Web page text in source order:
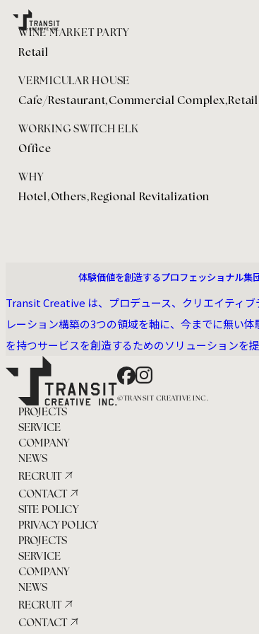
SERVICE
COMPANY
RECRUIT
PRIVACY POLICY
NEWSLETTER :
©TRANSIT CREATIVE INC.
WINE MARKET PARTY
Retail
VERMICULAR HOUSE
Cafe/Restaurant,Commercial Complex,Retail
WORKING SWITCH ELK
Office
WHY
Hotel ,Others,Regional Revitalization
ジ
送
り
体験価値を創造するプロフェッショナル集
Transit Creative は、プロデュース、クリエイティブ
レーション構築の3つの領域を軸に、今までに無い
を持つサービスを創造するためのソリューションを提
Facebook
Instagram
©TRANSIT CREATIVE INC.
PROJECTS
SERVICE
COMPANY
NEWS
RECRUIT
CONTACT
SITE POLICY
PRIVACY POLICY
PROJECTS
SERVICE
COMPANY
NEWS
RECRUIT
CONTACT